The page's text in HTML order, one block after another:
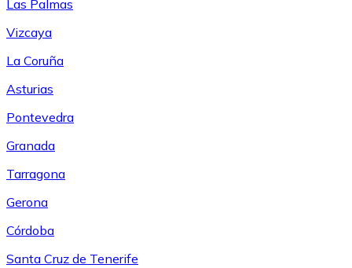
Las Palmas
Vizcaya
La Coruña
Asturias
Pontevedra
Granada
Tarragona
Gerona
Córdoba
Santa Cruz de Tenerife